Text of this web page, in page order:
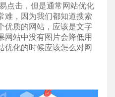
点击，但是通常网站优化
难，因为我们都知道搜索
优质的网站，应该是文字
网站中没有图片会降低用
优化的时候应该怎么对网